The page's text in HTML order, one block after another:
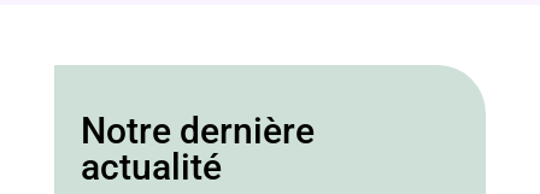
Notre dernière
actualité